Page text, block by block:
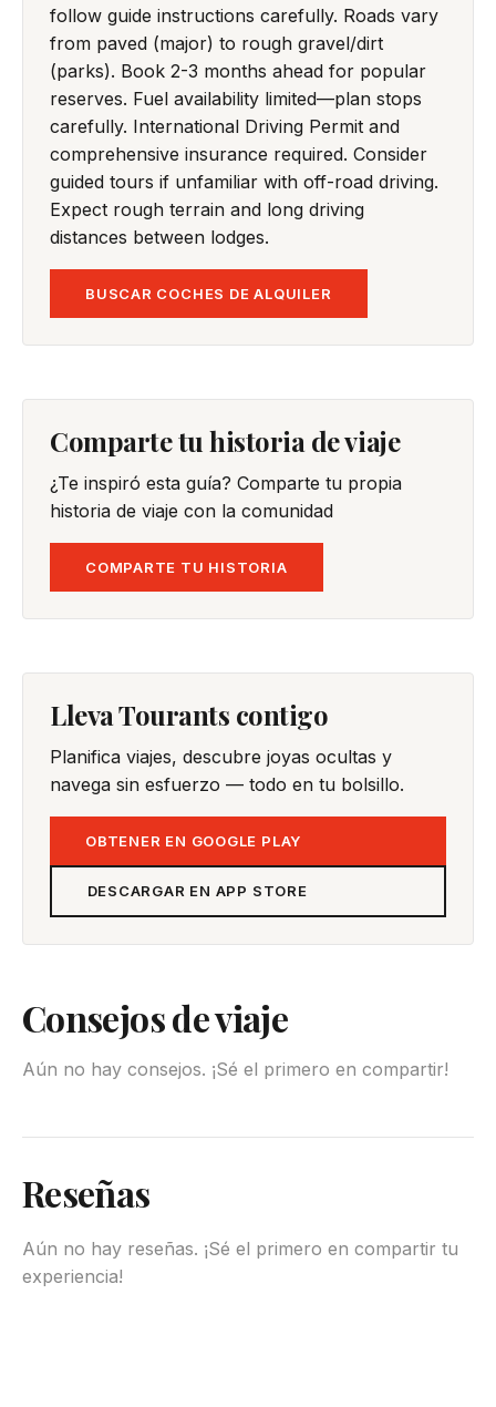
follow guide instructions carefully. Roads vary
from paved (major) to rough gravel/dirt
(parks). Book 2-3 months ahead for popular
reserves. Fuel availability limited—plan stops
carefully. International Driving Permit and
comprehensive insurance required. Consider
guided tours if unfamiliar with off-road driving.
Expect rough terrain and long driving
distances between lodges.
BUSCAR COCHES DE ALQUILER
Comparte tu historia de viaje
¿Te inspiró esta guía? Comparte tu propia
historia de viaje con la comunidad
COMPARTE TU HISTORIA
Lleva Tourants contigo
Planifica viajes, descubre joyas ocultas y
navega sin esfuerzo — todo en tu bolsillo.
OBTENER EN GOOGLE PLAY
DESCARGAR EN APP STORE
Consejos de viaje
Aún no hay consejos. ¡Sé el primero en compartir!
Reseñas
Aún no hay reseñas. ¡Sé el primero en compartir tu
experiencia!